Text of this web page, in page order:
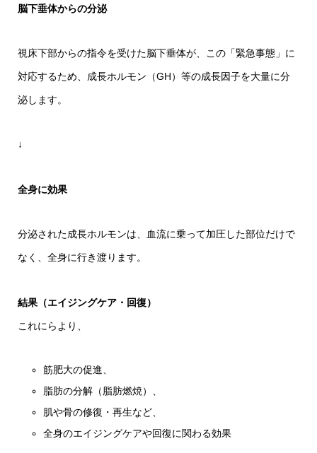
脳下垂体からの分泌
視床下部からの指令を受けた脳下垂体が、この「緊急事態」に
対応するため、成長ホルモン（GH）等の成長因子を大量に分
泌します。
↓
全身に効果
分泌された成長ホルモンは、血流に乗って加圧した部位だけで
なく、全身に行き渡ります。
結果（エイジングケア・回復）
これにらより、
筋肥大の促進、
脂肪の分解（脂肪燃焼）、
肌や骨の修復・再生など、
全身のエイジングケアや回復に関わる効果